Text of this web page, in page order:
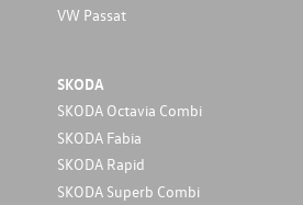
VW Passat
SKODA
SKODA Octavia Combi
SKODA Fabia
SKODA Rapid
SKODA Superb Combi